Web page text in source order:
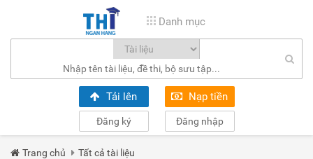
Danh mục
Tải lên Nạp tiền
Đăng ký Đăng nhập
Trang chủ Tất cả tài liệu